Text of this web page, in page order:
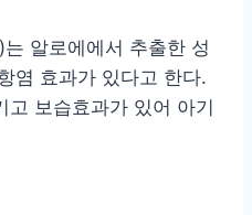
알로에에서 추출한 성
염 효과가 있다고 한다.
고 보습효과가 있어 아기